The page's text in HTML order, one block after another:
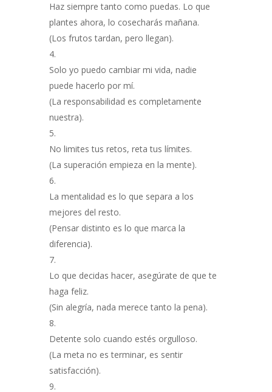
Haz siempre tanto como puedas. Lo que
plantes ahora, lo cosecharás mañana.
(Los frutos tardan, pero llegan).
Solo yo puedo cambiar mi vida, nadie
puede hacerlo por mí.
(La responsabilidad es completamente
nuestra).
No limites tus retos, reta tus límites.
(La superación empieza en la mente).
La mentalidad es lo que separa a los
mejores del resto.
(Pensar distinto es lo que marca la
diferencia).
Lo que decidas hacer, asegúrate de que te
haga feliz.
(Sin alegría, nada merece tanto la pena).
Detente solo cuando estés orgulloso.
(La meta no es terminar, es sentir
satisfacción).